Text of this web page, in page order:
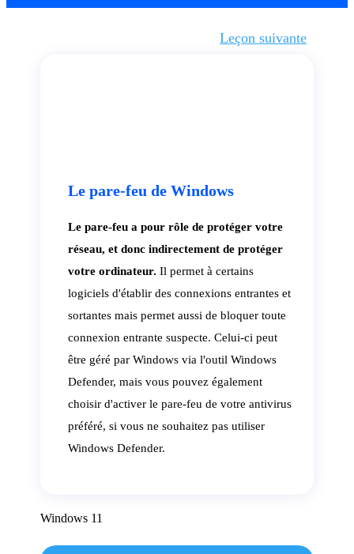
Leçon suivante
Le pare-feu de Windows
Le pare-feu a pour rôle de protéger votre
réseau, et donc indirectement de protéger
votre ordinateur. Il permet à certains
logiciels d'établir des connexions entrantes et
sortantes mais permet aussi de bloquer toute
connexion entrante suspecte. Celui-ci peut
être géré par Windows via l'outil Windows
Defender, mais vous pouvez également
choisir d'activer le pare-feu de votre antivirus
préféré, si vous ne souhaitez pas utiliser
Windows Defender.
Windows 11